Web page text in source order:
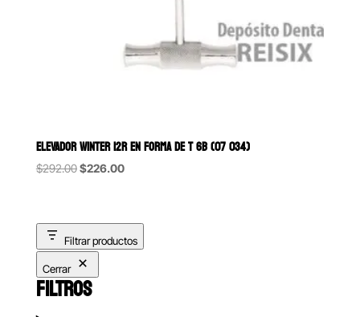
ELEVADOR WINTER 12R EN FORMA DE T 6B (07 034)
$292.00Original
$292.00.
$226.00Current
$226.00.
Filtrar productos
Cerrar
FILTROS